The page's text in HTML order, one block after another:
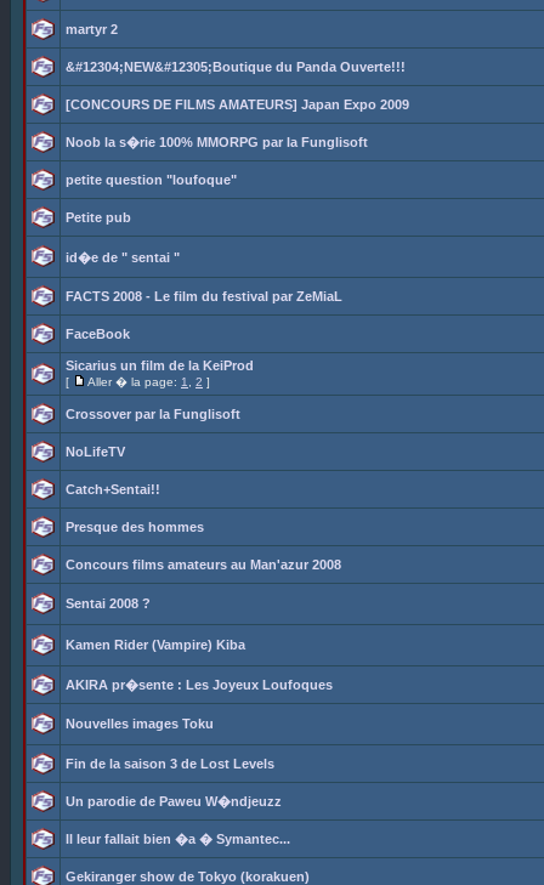
martyr 2
&#12304;NEW&#12305;Boutique du Panda Ouverte!!!
[CONCOURS DE FILMS AMATEURS] Japan Expo 2009
Noob la s�rie 100% MMORPG par la Funglisoft
petite question "loufoque"
Petite pub
id�e de " sentai "
FACTS 2008 - Le film du festival par ZeMiaL
FaceBook
Sicarius un film de la KeiProd
[ Aller � la page: 1 2 ]
Crossover par la Funglisoft
NoLifeTV
Catch+Sentai!!
Presque des hommes
Concours films amateurs au Man'azur 2008
Sentai 2008 ?
Kamen Rider (Vampire) Kiba
AKIRA pr�sente : Les Joyeux Loufoques
Nouvelles images Toku
Fin de la saison 3 de Lost Levels
Un parodie de Paweu W�ndjeuzz
Il leur fallait bien �a � Symantec...
Gekiranger show de Tokyo (korakuen)